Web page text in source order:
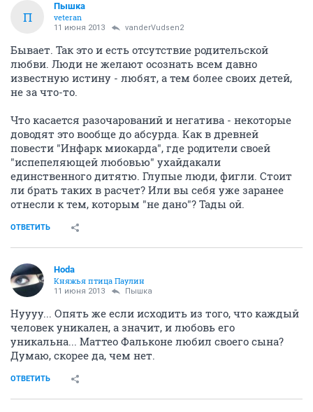
П
Пышка
veteran
11 июня 2013 vanderVudsen2
Бывает. Так это и есть отсутствие родительской
любви. Люди не желают осознать всем давно
известную истину - любят, а тем более своих детей,
не за что-то.
Что касается разочарований и негатива - некоторые
доводят это вообще до абсурда. Как в древней
повести "Инфарк миокарда", где родители своей
"испепеляющей любовью" ухайдакали
единственного дитятю. Глупые люди, фигли. Стоит
ли брать таких в расчет? Или вы себя уже заранее
отнесли к тем, которым "не дано"? Тады ой.
ОТВЕТИТЬ
Hoda
Княжья птица Паулин
11 июня 2013 Пышка
Нуууу... Опять же если исходить из того, что каждый
человек уникален, а значит, и любовь его
уникальна... Маттео Фальконе любил своего сына?
Думаю, скорее да, чем нет.
ОТВЕТИТЬ